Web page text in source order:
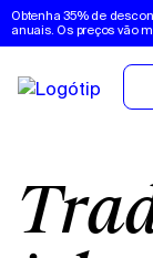
Obtenha 35% de
anuais. Os preços vão
Tradução de vídeo em